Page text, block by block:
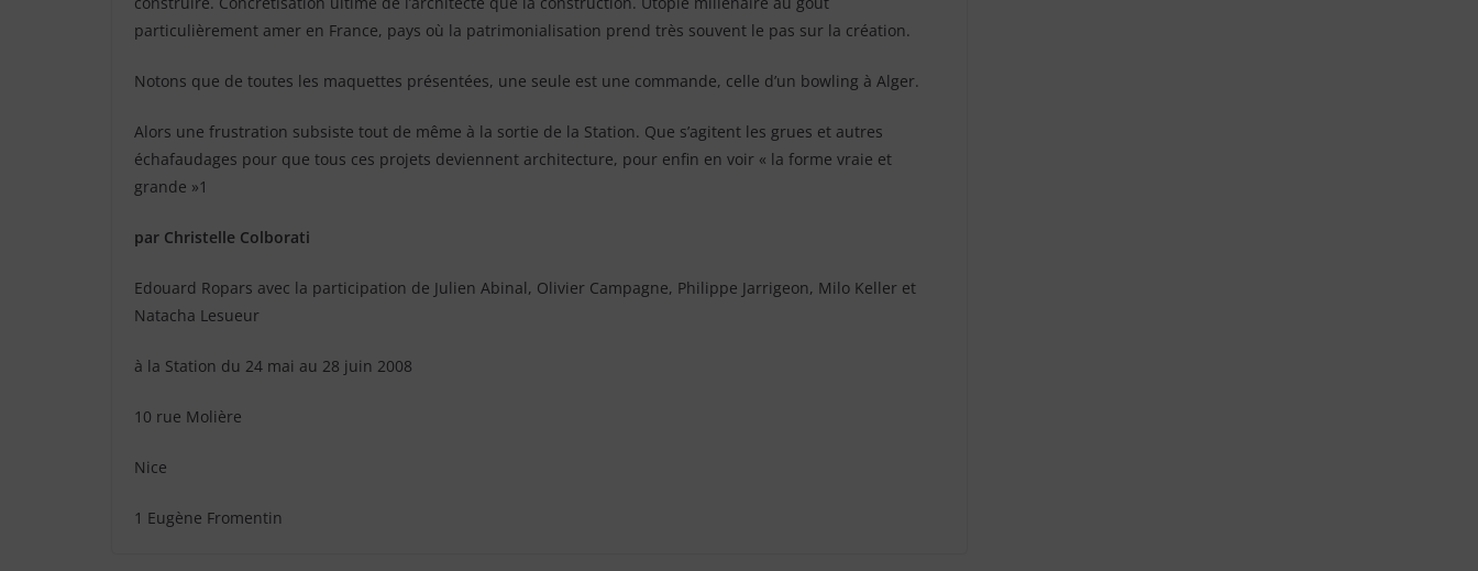
particulièrement amer en France, pays où la patrimonialisation prend très souvent le pas sur la création.
Notons que de toutes les maquettes présentées, une seule est une commande, celle d’un bowling à Alger.
Alors une frustration subsiste tout de même à la sortie de la Station. Que s’agitent les grues et autres
échafaudages pour que tous ces projets deviennent architecture, pour enfin en voir « la forme vraie et
grande »1
par Christelle Colborati
Edouard Ropars avec la participation de Julien Abinal, Olivier Campagne, Philippe Jarrigeon, Milo Keller et
Natacha Lesueur
à la Station du 24 mai au 28 juin 2008
10 rue Molière
Nice
1 Eugène Fromentin